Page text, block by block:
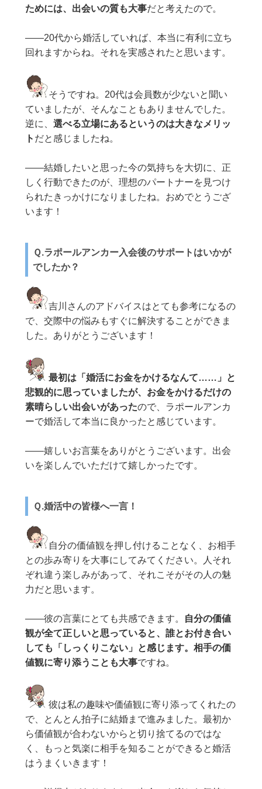
ためには、出会いの質も大事だと考えたので。
——20代から婚活していれば、本当に有利に立ち
回れますからね。それを実感されたと思います。
そうですね。20代は会員数が少ないと聞い
ていましたが、そんなこともありませんでした。
逆に、選べる立場にあるというのは大きなメリッ
ト だと感じましたね。
——結婚したいと思った今の気持ちを大切に、正
しく行動できたのが、理想のパートナーを見つけ
られたきっかけになりましたね。おめでとうござ
います！
Ｑ.ラポールアンカー入会後のサポートはいかが
でしたか？
吉川さんのアドバイスはとても参考になるの
で、交際中の悩みもすぐに解決することができま
した。ありがとうございます！
最初は「婚活にお金をかけるなんて……」と
悲観的に思っていましたが、お金をかけるだけの
素晴らしい出会いがあったので、ラポールアンカ
ーで婚活して本当に良かったと感じています。
——嬉しいお言葉をありがとうございます。出会
いを楽しんでいただけて嬉しかったです。
Ｑ.婚活中の皆様へ一言！
自分の価値観を押し付けることなく、お相手
との歩み寄りを大事にしてみてください。人それ
ぞれ違う楽しみがあって、それこそがその人の魅
力だと思います。
——彼の言葉にとても共感できます。
自分の価値
観が全て正しいと思っていると、誰とお付き合い
しても「しっくりこない」と感じます。相手の価
値観に寄り添うことも大事ですね。
彼は私の趣味や価値観に寄り添ってくれたの
で、とんとん拍子に結婚まで進みました。最初か
ら価値観が合わないからと切り捨てるのではな
く、もっと気楽に相手を知ることができると婚活
はうまくいきます！